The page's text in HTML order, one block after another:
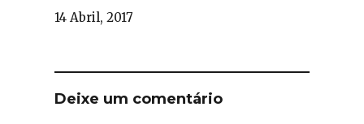
14 Abril, 2017
Deixe um comentário